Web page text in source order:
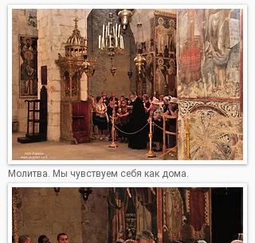
Молитва. Мы чувствуем себя как дома.